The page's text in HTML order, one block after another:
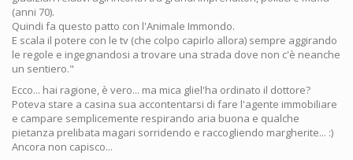
(anni 70).
Quindi fa questo patto con l'Animale Immondo.
E scala il potere con le tv (che colpo capirlo allora) sempre aggirando
le regole e ingegnandosi a trovare una strada dove non c'è neanche
un sentiero."
Ecco... hai ragione, è vero... ma mica gliel'ha ordinato il dottore?
Poteva stare a casina sua accontentarsi di fare l'agente immobiliare
e campare semplicemente respirando aria buona e qualche
pietanza prelibata magari sorridendo e raccogliendo margherite... :)
Ancora non capisco...